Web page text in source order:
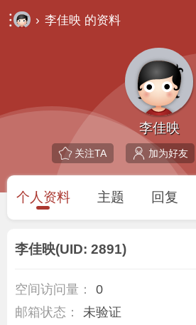
› 李佳映 的资料
李佳映
关注TA 加为好友
个人资料 主题 回复
李佳映(UID: 2891)
空间访问量：
0
邮箱状态：
未验证